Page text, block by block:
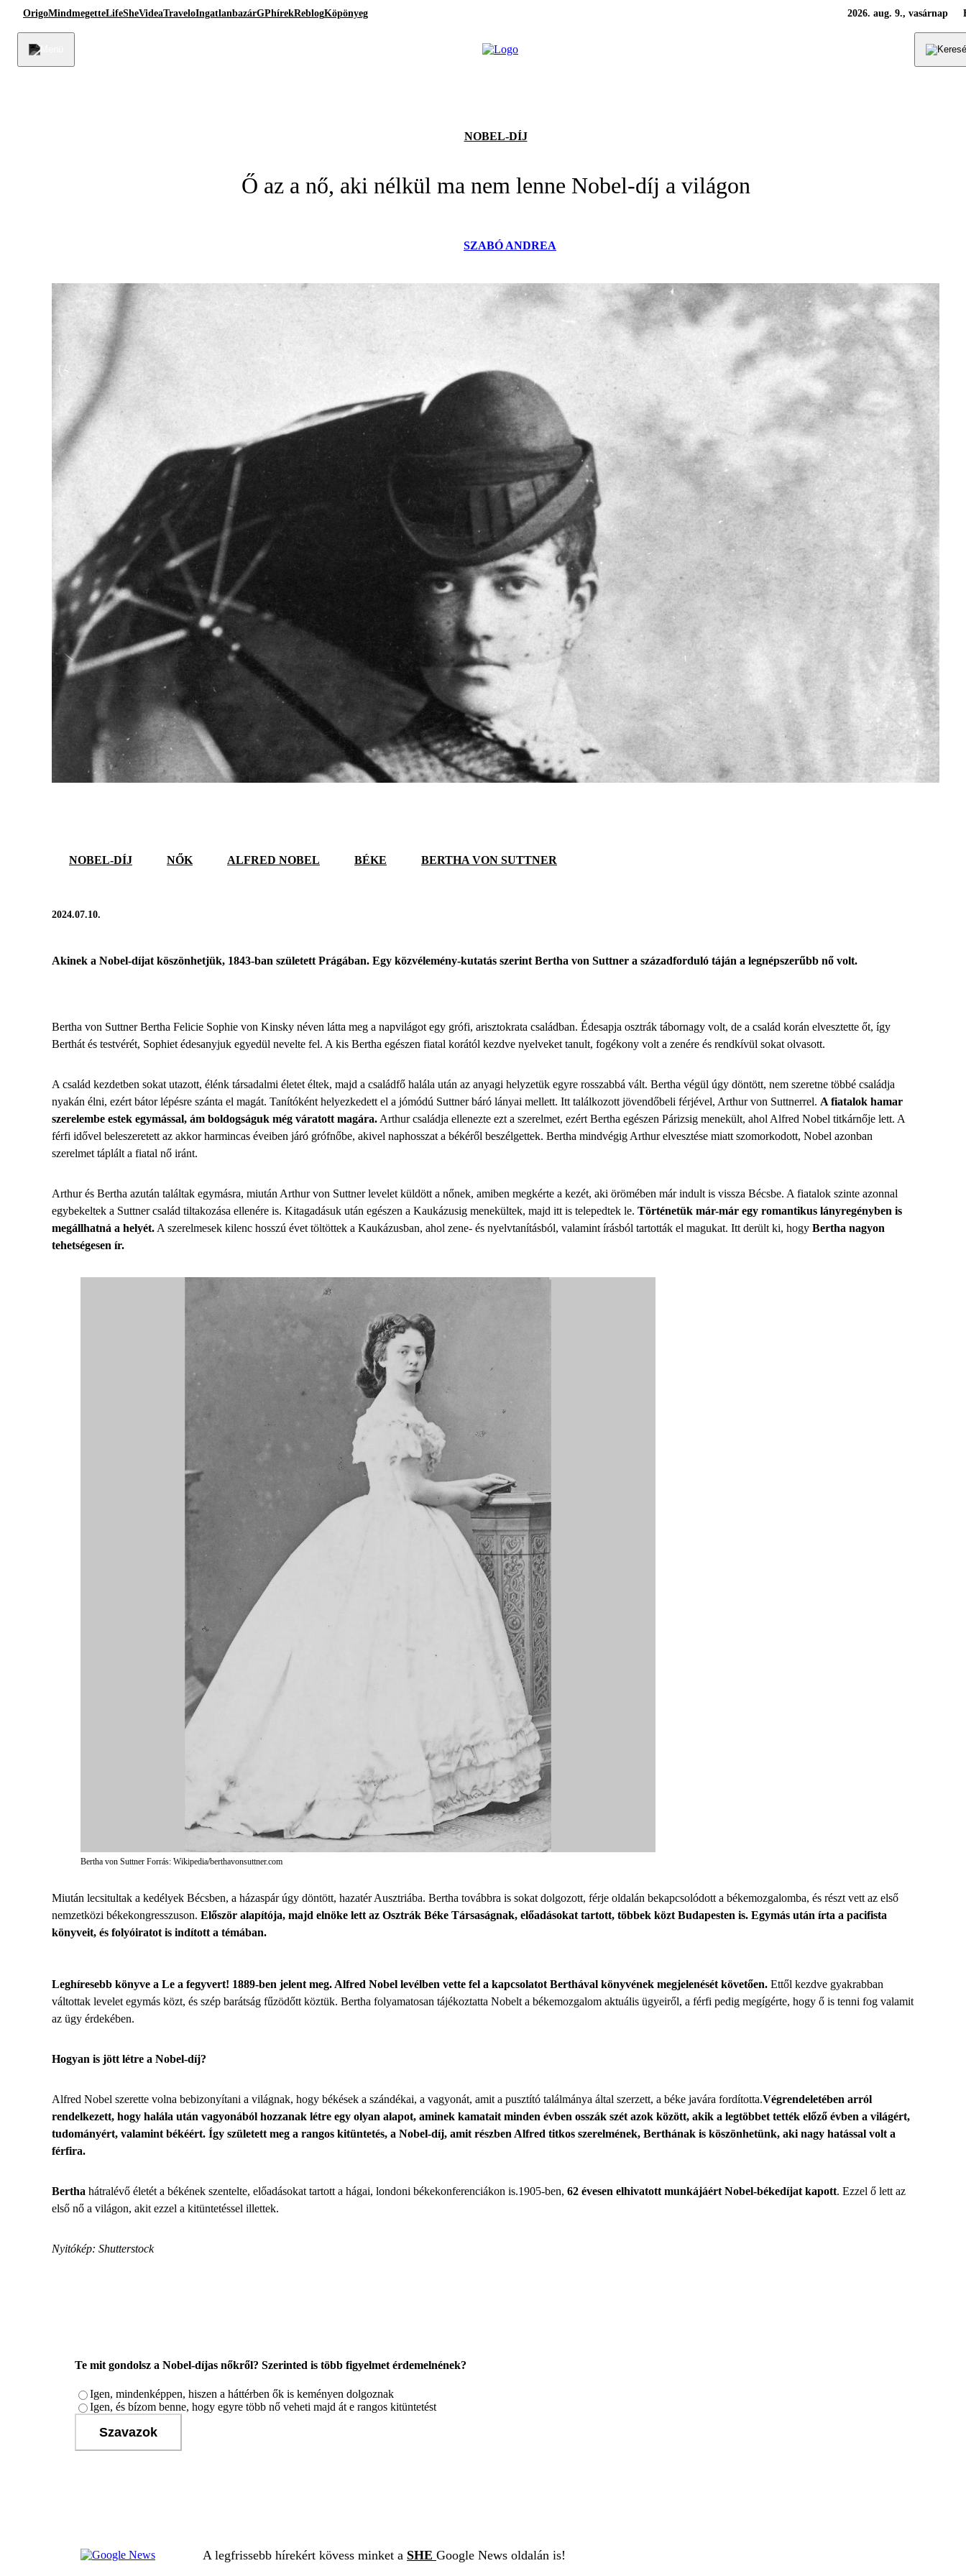
OrigoMindmegetteLifeSheVideaTraveloIngatlanbazárGPhírekReblogKöpönyeg 2026. aug. 9., vasárnap
NOBEL-DÍJ
Ő az a nő, aki nélkül ma nem lenne Nobel-díj a világon
SZABÓ ANDREA
NOBEL-DÍJ NŐK ALFRED NOBEL BÉKE BERTHA VON SUTTNER
2024.07.10.
Akinek a Nobel-díjat köszönhetjük, 1843-ban született Prágában. Egy közvélemény-kutatás szerint Bertha von Suttner a századforduló táján a legnépszerűbb nő volt.
Bertha von Suttner Bertha Felicie Sophie von Kinsky néven látta meg a napvilágot egy grófi, arisztokrata családban. Édesapja osztrák tábornagy volt, de a család korán elvesztette őt, így
Berthát és testvérét, Sophiet édesanyjuk egyedül nevelte fel. A kis Bertha egészen fiatal korától kezdve nyelveket tanult, fogékony volt a zenére és rendkívül sokat olvasott.
A család kezdetben sokat utazott, élénk társadalmi életet éltek, majd a családfő halála után az anyagi helyzetük egyre rosszabbá vált. Bertha végül úgy döntött, nem szeretne többé családja
nyakán élni, ezért bátor lépésre szánta el magát. Tanítóként helyezkedett el a jómódú Suttner báró lányai mellett. Itt találkozott jövendőbeli férjével, Arthur von Suttnerrel. A fiatalok hamar
szerelembe estek egymással, ám boldogságuk még váratott magára. Arthur családja ellenezte ezt a szerelmet, ezért Bertha egészen Párizsig menekült, ahol Alfred Nobel titkárnője lett. A
férfi idővel beleszeretett az akkor harmincas éveiben járó grófnőbe, akivel naphosszat a békéről beszélgettek. Bertha mindvégig Arthur elvesztése miatt szomorkodott, Nobel azonban
szerelmet táplált a fiatal nő iránt.
Arthur és Bertha azután találtak egymásra, miután Arthur von Suttner levelet küldött a nőnek, amiben megkérte a kezét, aki örömében már indult is vissza Bécsbe. A fiatalok szinte azonnal
egybekeltek a Suttner család tiltakozása ellenére is. Kitagadásuk után egészen a Kaukázusig menekültek, majd itt is telepedtek le. Történetük már-már egy romantikus lányregényben is
megállhatná a helyét. A szerelmesek kilenc hosszú évet töltöttek a Kaukázusban, ahol zene- és nyelvtanításból, valamint írásból tartották el magukat. Itt derült ki, hogy Bertha nagyon
tehetségesen ír.
Bertha von Suttner Forrás: Wikipedia/berthavonsuttner.com
Miután lecsitultak a kedélyek Bécsben, a házaspár úgy döntött, hazatér Ausztriába. Bertha továbbra is sokat dolgozott, férje oldalán bekapcsolódott a békemozgalomba, és részt vett az első
nemzetközi békekongresszuson. Először alapítója, majd elnöke lett az Osztrák Béke Társaságnak, előadásokat tartott, többek közt Budapesten is. Egymás után írta a pacifista
könyveit, és folyóiratot is indított a témában.
Leghíresebb könyve a Le a fegyvert! 1889-ben jelent meg. Alfred Nobel levélben vette fel a kapcsolatot Berthával könyvének megjelenését követően. Ettől kezdve gyakrabban
váltottak levelet egymás közt, és szép barátság fűzödőtt köztük. Bertha folyamatosan tájékoztatta Nobelt a békemozgalom aktuális ügyeiről, a férfi pedig megígérte, hogy ő is tenni fog valamit
az ügy érdekében.
Hogyan is jött létre a Nobel-díj?
Alfred Nobel szerette volna bebizonyítani a világnak, hogy békések a szándékai, a vagyonát, amit a pusztító találmánya által szerzett, a béke javára fordította.Végrendeletében arról
rendelkezett, hogy halála után vagyonából hozzanak létre egy olyan alapot, aminek kamatait minden évben osszák szét azok között, akik a legtöbbet tették előző évben a világért,
tudományért, valamint békéért. Így született meg a rangos kitüntetés, a Nobel-díj, amit részben Alfred titkos szerelmének, Berthának is köszönhetünk, aki nagy hatással volt a
férfira.
Bertha hátralévő életét a békének szentelte, előadásokat tartott a hágai, londoni békekonferenciákon is.1905-ben, 62 évesen elhivatott munkájáért Nobel-békedíjat kapott. Ezzel ő lett az
első nő a világon, akit ezzel a kitüntetéssel illettek.
Nyitókép: Shutterstock
Te mit gondolsz a Nobel-díjas nőkről? Szerinted is több figyelmet érdemelnének?
Igen, mindenképpen, hiszen a háttérben ők is keményen dolgoznak
Igen, és bízom benne, hogy egyre több nő veheti majd át e rangos kitüntetést
Szavazok
A legfrissebb hírekért kövess minket a SHE Google News oldalán is!